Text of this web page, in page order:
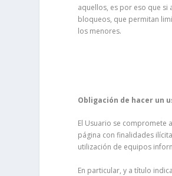
aquellos, es por eso que
bloqueos, que permitan
los menores.
Obligación de hacer un
El Usuario se compromete
página con finalidades
utilización de equipos
En particular, y a título